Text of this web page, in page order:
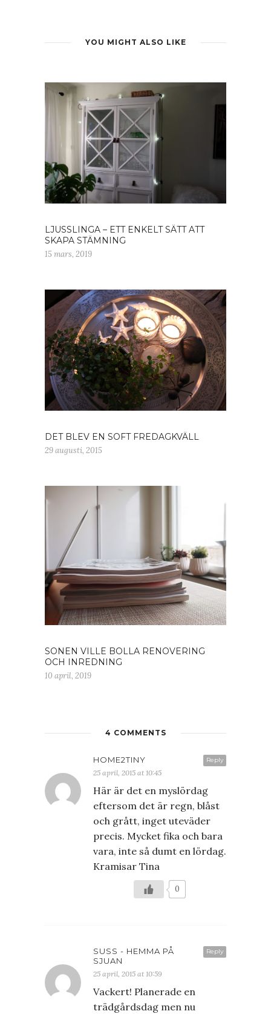
YOU MIGHT ALSO LIKE
LJUSSLINGA – ETT ENKELT SÄTT ATT
SKAPA STÄMNING
15 mars, 2019
DET BLEV EN SOFT FREDAGKVÄLL
29 augusti, 2015
SONEN VILLE BOLLA RENOVERING
OCH INREDNING
10 april, 2019
4 COMMENTS
Reply
HOME2TINY
25 april, 2015 at 10:45
Här är det en myslördag
eftersom det är regn, blåst
och grått, inget uteväder
precis. Mycket fika och bara
vara, inte så dumt en lördag.
Kramisar Tina
0
Reply
SUSS - HEMMA PÅ
SJUAN
25 april, 2015 at 10:59
Vackert! Planerade en
trädgårdsdag men nu